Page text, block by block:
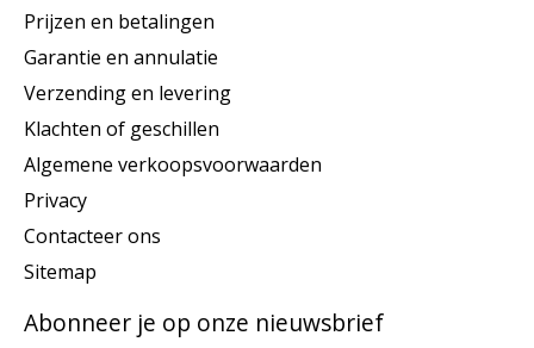
Prijzen en betalingen
Garantie en annulatie
Verzending en levering
Klachten of geschillen
Algemene verkoopsvoorwaarden
Privacy
Contacteer ons
Sitemap
Abonneer je op onze nieuwsbrief